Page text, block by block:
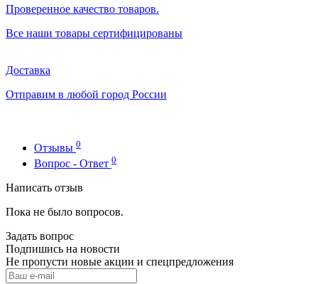
Проверенное качество товаров.
Все наши товары сертифицированы
Доставка
Отправим в любой город России
Отзывы 0
Вопрос - Ответ 0
Написать отзыв
Пока не было вопросов.
Задать вопрос
Подпишись на новости
Не пропусти новые акции и спецпредложения